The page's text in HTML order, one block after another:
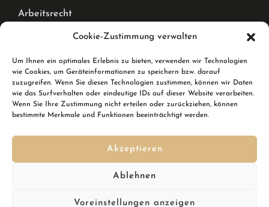
Cookie-Zustimmung verwalten
Um Ihnen ein optimales Erlebnis zu bieten, verwenden wir Technologien
wie Cookies, um Geräteinformationen zu speichern bzw. darauf
zuzugreifen. Wenn Sie diesen Technologien zustimmen, können wir Daten
wie das Surfverhalten oder eindeutige IDs auf dieser Website verarbeiten.
Wenn Sie Ihre Zustimmung nicht erteilen oder zurückziehen, können
bestimmte Merkmale und Funktionen beeinträchtigt werden.
Akzeptieren
Ablehnen
Voreinstellungen anzeigen
Arbeitsrecht
Mietrecht Privat und Gewerblich, WEG Recht
Karlsruhe & Rheinstetten
Wir sind Ihre Rechtsanwälte in Karlsruhe und in
Breslauer Straße 10.
Kennen Sie schon denDSGVO Ninja? Ihre Softwarelösung,
um im Handumdrehen die DSGVO zu erfüllen inkl.